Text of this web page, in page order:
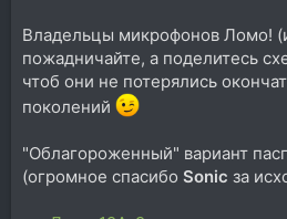
Владельцы микрофонов Ломо!
пожадничайте, а поделитесь
чтоб они не потерялись
поколений
"Облагороженный" вариант
(огромное спасибо Sonic за